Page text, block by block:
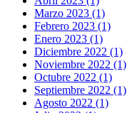
Marzo 2023 (1)
Febrero 2023 (1)
Enero 2023 (1)
Diciembre 2022 (1)
Noviembre 2022 (1)
Octubre 2022 (1)
Septiembre 2022 (1)
Agosto 2022 (1)